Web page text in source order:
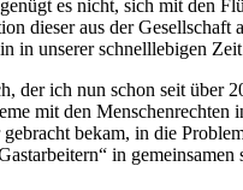
es nicht, sich mit den
dieser aus der
in unserer schnelllebigen
der ich nun schon seit über
mit den
bekam, in die
in